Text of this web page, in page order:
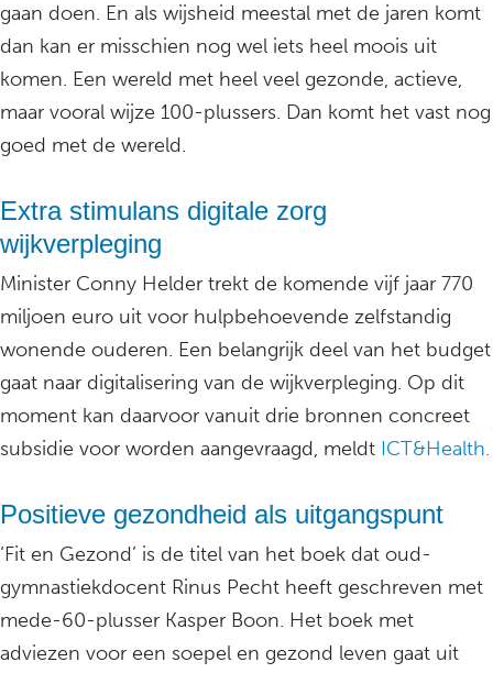
gaan doen. En als wijsheid meestal met de jaren komt
dan kan er misschien nog wel iets heel moois uit
komen. Een wereld met heel veel gezonde, actieve,
maar vooral wijze 100-plussers. Dan komt het vast nog
goed met de wereld.
Extra stimulans digitale zorg
wijkverpleging
Minister Conny Helder trekt de komende vijf jaar 770
miljoen euro uit voor hulpbehoevende zelfstandig
wonende ouderen. Een belangrijk deel van het budget
gaat naar digitalisering van de wijkverpleging. Op dit
moment kan daarvoor vanuit drie bronnen concreet
subsidie voor worden aangevraagd, meldt ICT&Health.
Positieve gezondheid als uitgangspunt
‘Fit en Gezond’ is de titel van het boek dat oud-
gymnastiekdocent Rinus Pecht heeft geschreven met
mede-60-plusser Kasper Boon. Het boek met
adviezen voor een soepel en gezond leven gaat uit